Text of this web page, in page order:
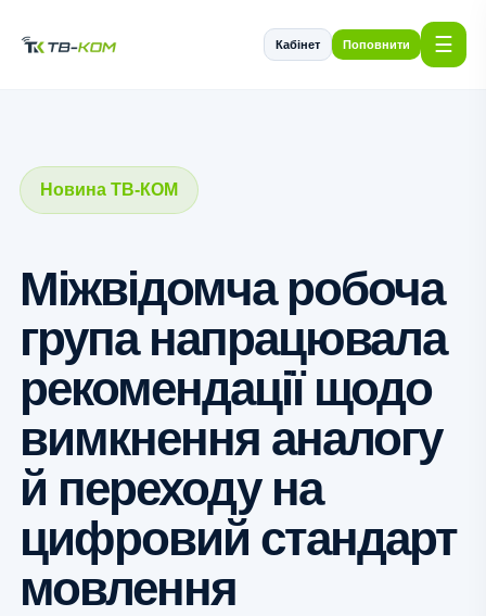
Кабінет Поповнити ☰
Новина ТВ-КОМ
Міжвідомча робоча
група напрацювала
рекомендації щодо
вимкнення аналогу
й переходу на
цифровий стандарт
мовлення